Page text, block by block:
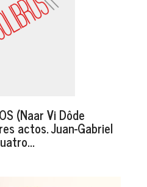
(Naar Vi Dôde
actos. Juan-Gabriel